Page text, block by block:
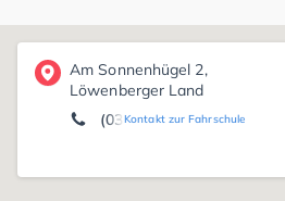
Am Sonnenhügel 2,
Löwenberger Land
Kontakt zur Fahrschule
(033094) 5 03 84